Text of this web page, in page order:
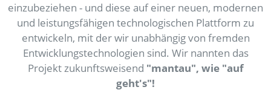
einzubeziehen - und diese auf einer neuen, modernen
und leistungsfähigen technologischen Plattform zu
entwickeln, mit der wir unabhängig von fremden
Entwicklungstechnologien sind. Wir nannten das
Projekt zukunftsweisend "mantau", wie "auf
geht's"!